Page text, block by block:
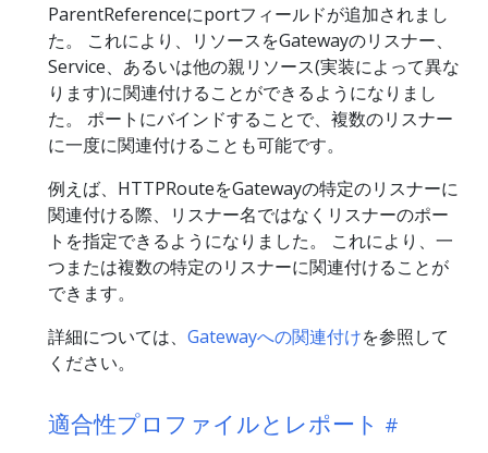
ParentReferenceにportフィールドが追加されまし
た。 これにより、リソースをGatewayのリスナー、
Service、あるいは他の親リソース(実装によって異な
ります)に関連付けることができるようになりまし
た。 ポートにバインドすることで、複数のリスナー
に一度に関連付けることも可能です。
例えば、HTTPRouteをGatewayの特定のリスナーに
関連付ける際、リスナー名ではなくリスナーのポー
トを指定できるようになりました。 これにより、一
つまたは複数の特定のリスナーに関連付けることが
できます。
詳細については、 Gatewayへの関連付けを参照して
ください。
適合性プロファイルとレポート